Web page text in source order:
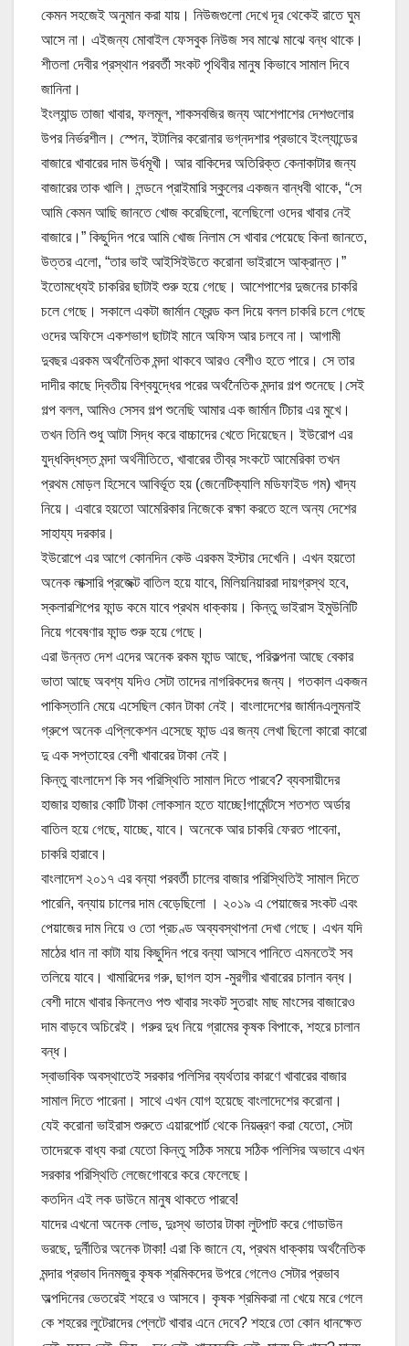
কেমন সহজেই অনুমান করা যায়। নিউজগুলো দেখে দূর থেকেই রাতে ঘুম
আসে না। এইজন্য মোবাইল ফেসবুক নিউজ সব মাঝে মাঝে বন্ধ থাকে।
শীতলা দেবীর প্রস্থান পরবর্তী সংকট পৃথিবীর মানুষ কিভাবে সামাল দিবে
জানিনা।
ইংল্যান্ড তাজা খাবার, ফলমূল, শাকসবজির জন্য আশেপাশের দেশগুলোর
উপর নির্ভরশীল। স্পেন, ইটালির করোনার ভগ্নদশার প্রভাবে ইংল্যান্ডের
বাজারে খাবারের দাম উর্ধমূখী। আর বাকিদের অতিরিক্ত কেনাকাটার জন্য
বাজারের তাক খালি। লন্ডনে প্রাইমারি স্কুলের একজন বান্ধবী থাকে, “সে
আমি কেমন আছি জানতে খোজ করেছিলো, বলেছিলো ওদের খাবার নেই
বাজারে।” কিছুদিন পরে আমি খোজ নিলাম সে খাবার পেয়েছে কিনা জানতে,
উত্তর এলো, “তার ভাই আইসিইউতে করোনা ভাইরাসে আক্রান্ত।”
ইতোমধ্যেই চাকরির ছাটাই শুরু হয়ে গেছে। আশেপাশের দুজনের চাকরি
চলে গেছে। সকালে একটা জার্মান ফ্রেন্ড কল দিয়ে বলল চাকরি চলে গেছে
ওদের অফিসে একশভাগ ছাটাই মানে অফিস আর চলবে না। আগামী
দুবছর এরকম অর্থনৈতিক মন্দা থাকবে আরও বেশীও হতে পারে। সে তার
দাদীর কাছে দ্বিতীয় বিশ্বযুদ্ধের পরের অর্থনৈতিক মন্দার গল্প শুনেছে।সেই
গল্প বলল, আমিও সেসব গল্প শুনেছি আমার এক জার্মান টিচার এর মুখে।
তখন তিনি শুধু আটা সিদ্ধ করে বাচ্চাদের খেতে দিয়েছেন। ইউরোপ এর
যুদ্ধবিদ্ধস্ত মন্দা অর্থনীতিতে, খাবারের তীব্র সংকটে আমেরিকা তখন
প্রথম মোড়ল হিসেবে আবির্ভূত হয় (জেনেটিক্যালি মডিফাইড গম) খাদ্য
নিয়ে। এবারে হয়তো আমেরিকার নিজেকে রক্ষা করতে হলে অন্য দেশের
সাহায্য দরকার।
ইউরোপে এর আগে কোনদিন কেউ এরকম ইস্টার দেখেনি। এখন হয়তো
অনেক লাক্সারি প্রজেক্ট বাতিল হয়ে যাবে, মিলিয়নিয়াররা দায়গ্রস্থ হবে,
স্কলারশিপের ফান্ড কমে যাবে প্রথম ধাক্কায়। কিন্তু ভাইরাস ইমুউনিটি
নিয়ে গবেষণার ফান্ড শুরু হয়ে গেছে।
এরা উন্নত দেশ এদের অনেক রকম ফান্ড আছে, পরিকল্পনা আছে বেকার
ভাতা আছে অবশ্য যদিও সেটা তাদের নাগরিকদের জন্য। গতকাল একজন
পাকিস্তানি মেয়ে এসেছিল কোন টাকা নেই। বাংলাদেশের জার্মানএলুমনাই
গ্রুপে অনেক এপ্লিকেশন এসেছে ফান্ড এর জন্য লেখা ছিলো কারো কারো
দু এক সপ্তাহের বেশী খাবারের টাকা নেই।
কিন্তু বাংলাদেশ কি সব পরিস্থিতি সামাল দিতে পারবে? ব্যবসায়ীদের
হাজার হাজার কোটি টাকা লোকসান হতে যাচ্ছে!গার্মেন্টসে শতশত অর্ডার
বাতিল হয়ে গেছে, যাচ্ছে, যাবে। অনেকে আর চাকরি ফেরত পাবেনা,
চাকরি হারাবে।
বাংলাদেশ ২০১৭ এর বন্যা পরবর্তী চালের বাজার পরিস্থিতিই সামাল দিতে
পারেনি, বন্যায় চালের দাম বেড়েছিলো । ২০১৯ এ পেয়াজের সংকট এবং
পেয়াজের দাম নিয়ে ও তো প্রচণ্ড অব্যবস্থাপনা দেখা গেছে। এখন যদি
মাঠের ধান না কাটা যায় কিছুদিন পরে বন্যা আসবে পানিতে এমনতেই সব
তলিয়ে যাবে। খামারিদের গরু, ছাগল হাস -মুরগীর খাবারের চালান বন্ধ।
বেশী দামে খাবার কিনলেও পশু খাবার সংকট সুতরাং মাছ মাংসের বাজারেও
দাম বাড়বে অচিরেই। গরুর দুধ নিয়ে গ্রামের কৃষক বিপাকে, শহরে চালান
বন্ধ।
স্বাভাবিক অবস্থাতেই সরকার পলিসির ব্যর্থতার কারণে খাবারের বাজার
সামাল দিতে পারেনা। সাথে এখন যোগ হয়েছে বাংলাদেশের করোনা।
যেই করোনা ভাইরাস শুরুতে এয়ারপোর্ট থেকে নিয়ন্ত্রণ করা যেতো, সেটা
তাদেরকে বাধ্য করা যেতো কিন্তু সঠিক সময়ে সঠিক পলিসির অভাবে এখন
সরকার পরিস্থিতি লেজেগোবরে করে ফেলেছে।
কতদিন এই লক ডাউনে মানুষ থাকতে পারবে!
যাদের এখনো অনেক লোভ, দুঃস্থ ভাতার টাকা লুটপাট করে গোডাউন
ভরছে, দুর্নীতির অনেক টাকা! এরা কি জানে যে, প্রথম ধাক্কায় অর্থনৈতিক
মন্দার প্রভাব দিনমজুর কৃষক শ্রমিকদের উপরে গেলেও সেটার প্রভাব
অল্পদিনের ভেতরেই শহরে ও আসবে। কৃষক শ্রমিকরা না খেয়ে মরে গেলে
কে শহরের লুটেরাদের প্লেটে খাবার এনে দেবে? শহরে তো কোন ধানক্ষেত